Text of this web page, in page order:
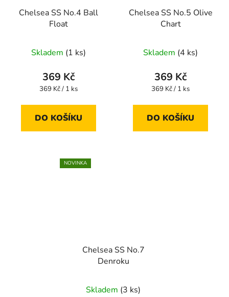
Chelsea SS No.4 Ball
Float
Skladem (1 ks)
369 Kč
Měrná
369 Kč / 1 ks
DO KOŠÍKU
Chelsea SS No.5 Olive
Chart
Skladem (4 ks)
369 Kč
Měrná
369 Kč / 1 ks
DO KOŠÍKU
NOVINKA
Chelsea SS No.7
Denroku
Skladem (3 ks)